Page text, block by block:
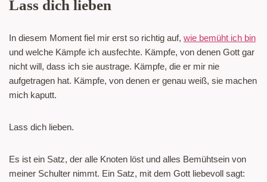
Lass dich lieben
In diesem Moment fiel mir erst so richtig auf, wie bemüht ich bin
und welche Kämpfe ich ausfechte. Kämpfe, von denen Gott gar
nicht will, dass ich sie austrage. Kämpfe, die er mir nie
aufgetragen hat. Kämpfe, von denen er genau weiß, sie machen
mich kaputt.
Lass dich lieben.
Es ist ein Satz, der alle Knoten löst und alles Bemühtsein von
meiner Schulter nimmt. Ein Satz, mit dem Gott liebevoll sagt: